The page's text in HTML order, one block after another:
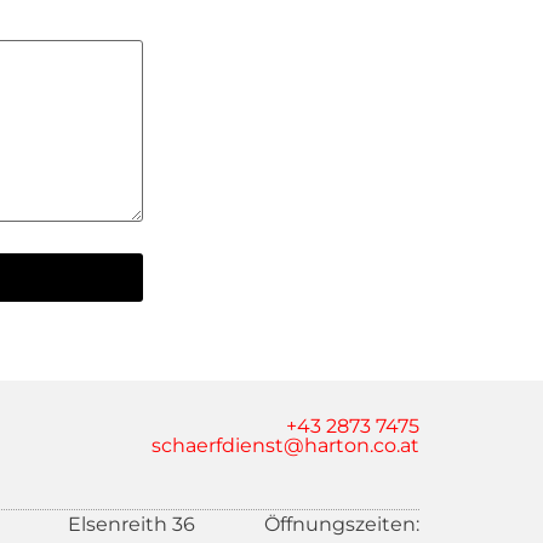
+43 2873 7475
schaerfdienst@harton.co.at
Öffnungszeiten:
Elsenreith 36